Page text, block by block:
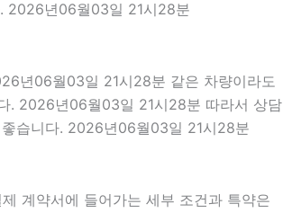
2026년06월03일 21시28분
년06월03일 21시28분 같은 차량이라도
. 2026년06월03일 21시28분 따라서 상담
습니다. 2026년06월03일 21시28분
계약서에 들어가는 세부 조건과 특약은